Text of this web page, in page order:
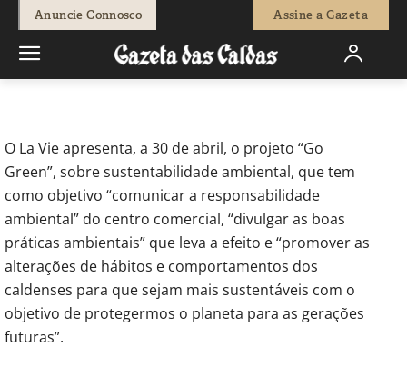
Anuncie Connosco Assine a Gazeta
Joaquim Paulo - 601 0
O La Vie apresenta, a 30 de abril, o projeto “Go
Green”, sobre sustentabilidade ambiental, que tem
como objetivo “comunicar a responsabilidade
ambiental” do centro comercial, “divulgar as boas
práticas ambientais” que leva a efeito e “promover as
alterações de hábitos e comportamentos dos
caldenses para que sejam mais sustentáveis com o
objetivo de protegermos o planeta para as gerações
futuras”.